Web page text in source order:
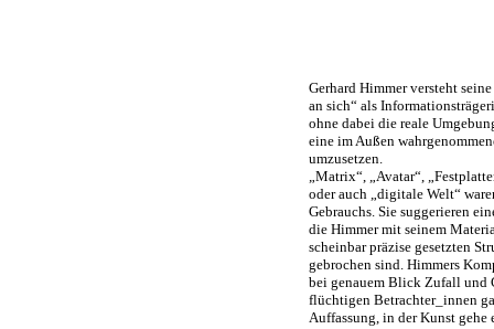
Gerhard Himmer versteht
an sich“ als
ohne dabei die reale
eine im Außen
umzusetzen.
„Matrix“, „Avatar“,
oder auch „digitale Welt“
Gebrauchs. Sie suggerieren
die Himmer mit seinem
scheinbar präzise gesetzten
gebrochen sind. Himmers
bei genauem Blick Zufall und
flüchtigen Betrachter_innen
Auffassung, in der Kunst